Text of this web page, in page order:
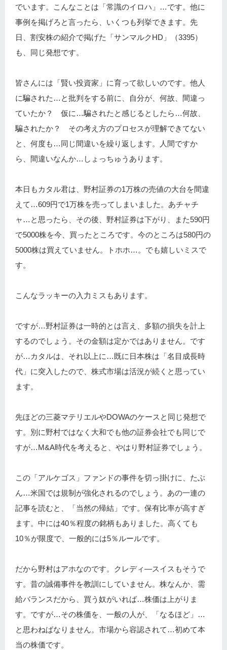
でいます。こんなことは「常識のイロハ」…です。他に
事例を掲げろと言ったら、いくつも列挙できます。先
日、割安株の紹介で掲げた「サンマルクHD」（3395）
も、同じ発想です。
皆さんには「賢い投資家」に育って欲しいのです。他人
に騙された…と批判をする前に、自分が、何故、間違っ
ていたか？ 仮に…騙されたと感じるとしたら…何故、
騙されたか？ その考え方のプロセスが理解できてない
と、何度も…同じ間違いを繰り返します。人間ですか
ら、間違いなんか…しょっちゅうあります。
本日もカタル君は、野村証券の1万株の売値の大台を間違
えて…609円で1万株を売ってしまいました。あチャチ
ャ…と思ったら、その後、野村証券は下がり、また590円
で5000株を今、買ったところです。今のところは580円の
5000株は買えていません。トホホ…。でも嬉しいミスで
す。
こんなラッキーの入力ミスもあります。
ですが…野村証券は一時的とは言え、多額の損失を計上
するのでしょう。その金額は定かではありません。です
が…カタルは、それ以上に…既に日本株は「名目成長時
代」に突入したので、株式市場は活況が続くと思ってい
ます。
先ほどの三菱マテリエルやDOWAのケースと同じ発想で
す。別に野村ではなく大和でも他の証券会社でも同じで
すが…M&A時代を考えると、やはり野村証券でしょう。
この「アルケゴス」ファンドの事件を切っ掛けに、たぶ
ん…米国では規制が強化されるのでしょう。あの一連の
記事を読むと、「当然の帰結」です。保有比率が高すぎ
ます。中には40％程度の銘柄もありました。高くても
10％が限度で、一般的には5％ルールです。
だから野村はアホなのです。クレディ―スイスもそうで
す。昔の誠備事件を教訓にしていません。株なんか、需
給バランスだから、買う奴がいれば…株価は上がりま
す。ですが…その株価を、一般の人が、「なるほど」…
と思わねばなりません。市場から容認されて…初めて本
当の株価です。